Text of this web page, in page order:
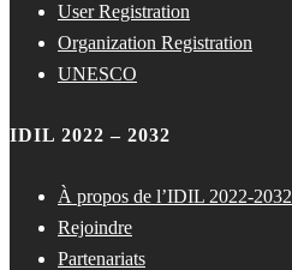
User Registration
Organization Registration
UNESCO
IDIL 2022 – 2032
À propos de l’IDIL 2022-2032
Rejoindre
Partenariats